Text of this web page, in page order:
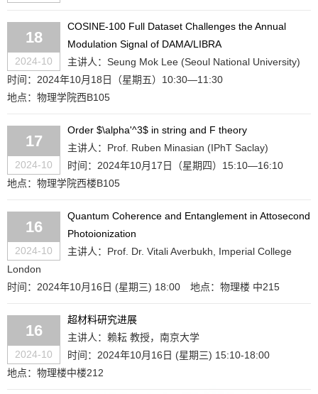
18
2024-10
COSINE-100 Full Dataset Challenges the Annual
Modulation Signal of DAMA/LIBRA
主讲人：Seung Mok Lee (Seoul National University)
时间：2024年10月18日（星期五）10:30—11:30
地点：物理学院西B105
17
2024-10
Order $\alpha'^3$ in string and F theory
主讲人：Prof. Ruben Minasian (IPhT Saclay)
时间：2024年10月17日（星期四）15:10—16:10
地点：物理学院西楼B105
16
2024-10
Quantum Coherence and Entanglement in Attosecond
Photoionization
主讲人：Prof. Dr. Vitali Averbukh, Imperial College
London
时间：2024年10月16日 (星期三) 18:00
地点：物理楼 中215
16
2024-10
超材料研究进展
主讲人：赖耘 教授，南京大学
时间：2024年10月16日 (星期三) 15:10-18:00
地点：物理楼中楼212